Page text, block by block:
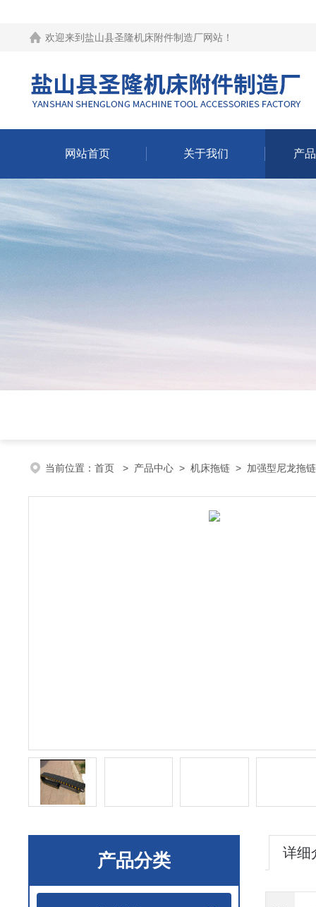
欢迎来到 盐山县圣隆机床附件制造厂网站 ！
网站首页 关于我们 产
当前位置： 首页 > 产品中心 > 机床拖链 > 加强型尼龙拖链
产品分类 详细